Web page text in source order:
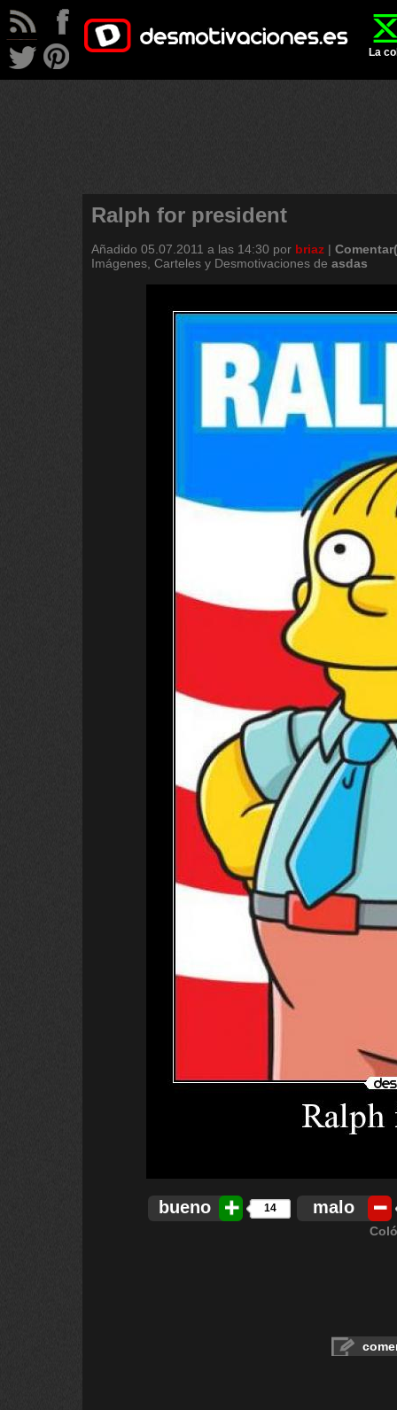
La
Ralph for president
Añadido 05.07.2011 a las 14:30 por briaz |
Imágenes, Carteles y Desmotivaciones de asdas
bueno 14 malo